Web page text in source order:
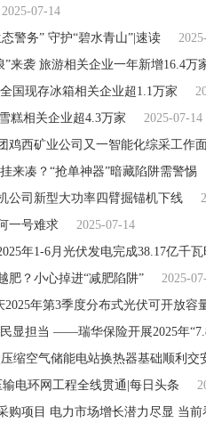
2025-07-14
警务” 守护“碧水青山”|速读
来袭 旅游相关企业一年新增16.4万
国现存冰箱相关企业超1.1万家
糕相关企业超4.3万家
2025-07-14
鸡西矿业公司又一智能化综采工作
来凑？“抢单神器”暗藏陷阱需警惕
公司新型大功率四臂掘锚机下线
一号难求
2025-07-14
年1-6月光伏发电完成38.17亿千
肥？小心掉进“减肥陷阱”
2025-
2025年第3季度分布式光伏可开放容
显担当 ——瑞华保险开展2025年
缩空气储能电站换热器基础顺利交
电环网工程全线贯通|每日头条
购项目 电力市场增长潜力尽显 当前